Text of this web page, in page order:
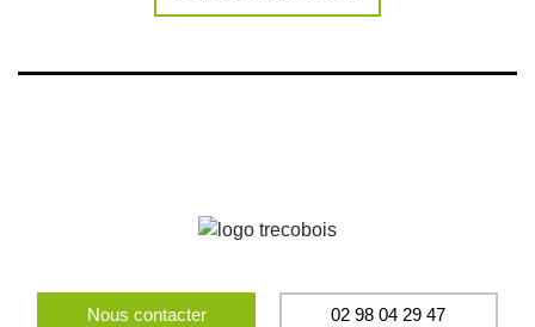
Nous contacter 02 98 04 29 47